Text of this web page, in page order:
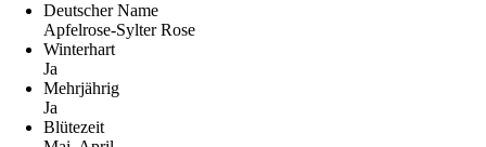
Deutscher Name
Apfelrose-Sylter Rose
Winterhart
Ja
Mehrjährig
Ja
Blütezeit